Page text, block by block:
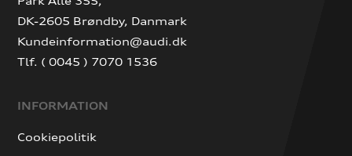
DK-2605 Brøndby, Danmark
Kundeinformation@audi.dk
Tlf. ( 0045 ) 7070 1536
INFORMATION
Cookiepolitik